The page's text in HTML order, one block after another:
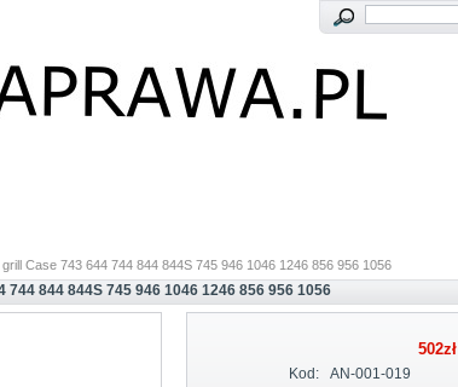
Case 743 644 744 844 844S 745 946 1046 1246 856 956 1056
744 844 844S 745 946 1046 1246 856 956 1056
502zł
Kod:
AN-001-019